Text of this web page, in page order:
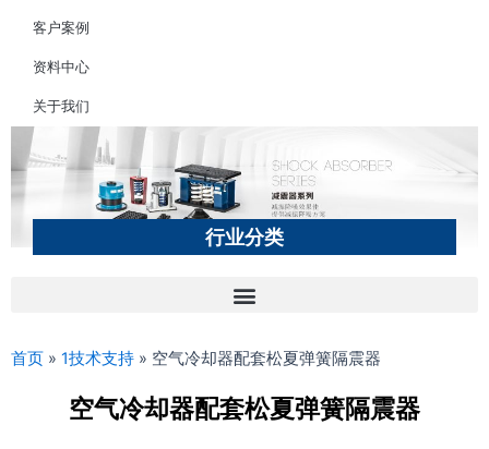
客户案例
资料中心
关于我们
行业分类
首页 » 1技术支持 » 空气冷却器配套松夏弹簧隔震器
空气冷却器配套松夏弹簧隔震器